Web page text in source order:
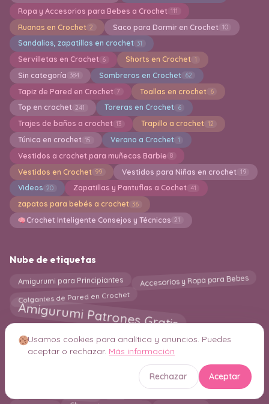
Ropa y Accesorios para Bebes a Crochet 111
Ruanas en Crochet 2 Saco para Dormir en Crochet 10
Sandalias, zapatillas en crochet 31
Servilletas en Crochet 6 Shorts en Crochet 1
Sin categoría 384 Sombreros en Crochet 62
Tapiz de Pared en Crochet 7 Toallas en crochet 6
Top en crochet 241 Toreras en Crochet 6
Trajes de baños a crochet 13 Trapillo a crochet 12
Túnica en crochet 15 Verano a Crochet 1
Vestidos a crochet para muñecas Barbie 8
Vestidos en Crochet 99 Vestidos para Niñas en crochet 19
Videos 20 Zapatillas y Pantuflas a Cochet 41
zapatos para bebés a crochet 36
Crochet Inteligente Consejos y Técnicas 21
Nube de etiquetas
Amigurumi para Principiantes Accesorios y Ropa para Bebes
Colgantes de Pared en Crochet
Amigurumi Patrones Gratis
Esponjas de baño en crochet
Almohadas Bolsas en Crochet Mandalas en Crochet
MANTA
Delantal en Crochet Macrame
Crochet para Principantes
Usamos cookies para analítica y anuncios. Puedes
aceptar o rechazar. Más información
Rechazar Aceptar